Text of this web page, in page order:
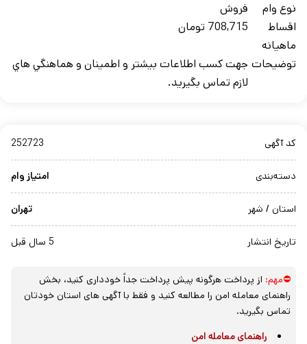
نوع وام
فروش
اقساط
ماهيانه
708,715 تومان
توضيحات جهت کسب اطلاعات بيشتر و اطمينان و هماهنگي هاي
لازم تماس بگيريد.
کد آگهی 252723
دسته‌بندی امتیاز وام
استان / شهر تهران
تاریخ انتشار 5 سال قبل
⛔مهم: از پرداخت هرگونه پیش پرداخت جداً خودداری کنید، بخش
راهنمای معامله امن را مطالعه کنید و فقط با آگهی های استان خودتان
تماس بگیرید.
راهنمای معامله امن